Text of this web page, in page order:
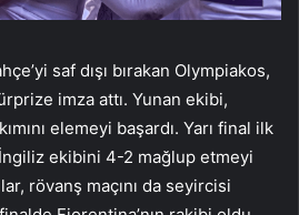
saf dışı bırakan Olympiakos,
imza attı. Yunan ekibi,
elemeyi başardı. Yarı final ilk
ekibini 4-2 mağlup etmeyi
rövanş maçını da seyircisi